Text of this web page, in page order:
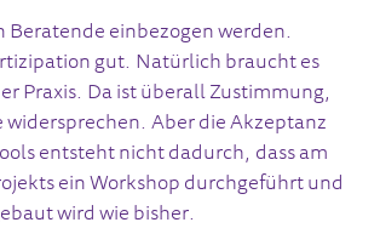
Beratende einbezogen werden.
gut. Natürlich braucht es
Praxis. Da ist überall Zustimmung,
widersprechen. Aber die Akzeptanz
entsteht nicht dadurch, dass am
ein Workshop durchgeführt und
wird wie bisher.